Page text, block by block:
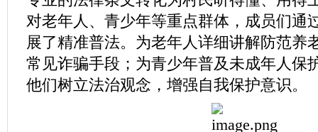
对老年人、青少年等重点群体，成员们通
展了精准普法。为老年人详细讲解防范养
常见诈骗手段；为青少年普及未成年人保
他们树立法治观念，增强自我保护意识。